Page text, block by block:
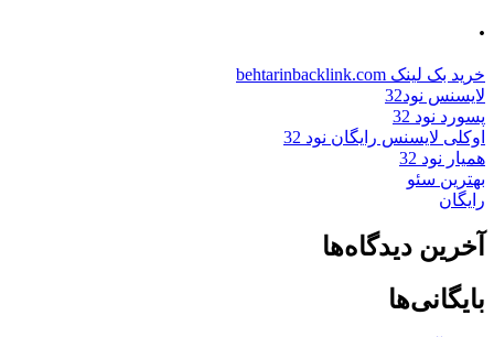
.
خرید بک لینک behtarinbacklink.com
لایسنس نود32
پسورد نود 32
اوکلی لایسنس رایگان نود 32
همیار نود 32
بهترین سئو
رایگان
آخرین دیدگاه‌ها
بایگانی‌ها